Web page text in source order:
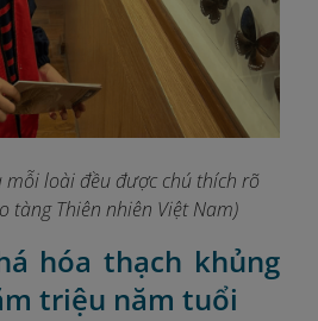
mỗi loài đều được chú thích rõ
tàng Thiên nhiên Việt Nam)
hóa thạch khủng
triệu năm tuổi